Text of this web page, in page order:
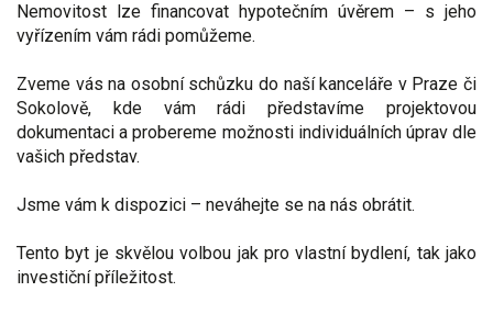
Nemovitost lze financovat hypotečním úvěrem – s jeho
vyřízením vám rádi pomůžeme.
Zveme vás na osobní schůzku do naší kanceláře v Praze či
Sokolově, kde vám rádi představíme projektovou
dokumentaci a probereme možnosti individuálních úprav dle
vašich představ.
Jsme vám k dispozici – neváhejte se na nás obrátit.
Tento byt je skvělou volbou jak pro vlastní bydlení, tak jako
investiční příležitost.